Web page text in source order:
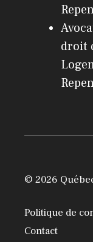
droit
© 2026
Politique de
Contact